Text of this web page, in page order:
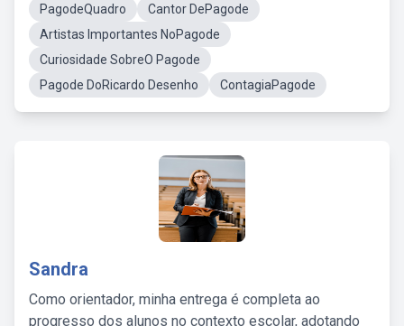
PagodeQuadro
Cantor DePagode
Artistas Importantes NoPagode
Curiosidade SobreO Pagode
Pagode DoRicardo Desenho
ContagiaPagode
Sandra
Como orientador, minha entrega é completa ao
progresso dos alunos no contexto escolar, adotando